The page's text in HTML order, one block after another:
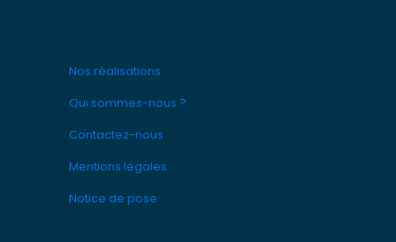
Nos réalisations
Qui sommes-nous ?
Contactez-nous
Mentions légales
Notice de pose